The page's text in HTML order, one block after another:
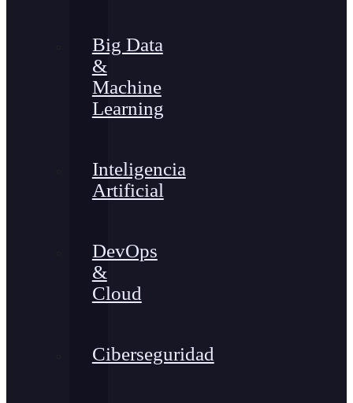
Big Data
&
Machine
Learning
Inteligencia
Artificial
DevOps
&
Cloud
Ciberseguridad